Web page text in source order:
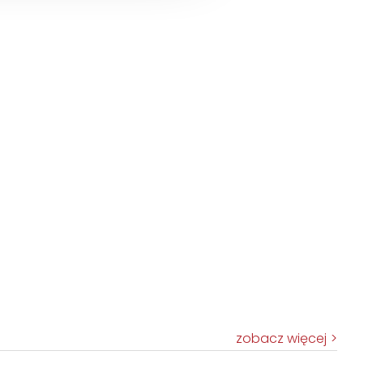
zobacz więcej